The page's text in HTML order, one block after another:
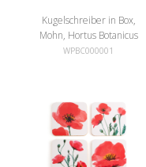
Kugelschreiber in Box,
Mohn, Hortus Botanicus
WPBC000001